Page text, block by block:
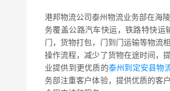
港邦物流公司泰州物流业务部在海
务覆盖公路汽车快运，铁路特快运
门，货物打包，门到门运输等物流
操作流程，减少了货物在途时间，
业提供到更优质的泰州到定安县物
务部注重客户体验，提供优质的客